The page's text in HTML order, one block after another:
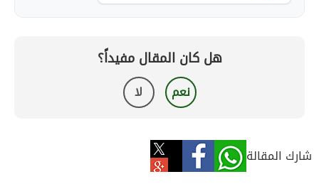
هل كان المقال مفيداً؟
نعم لا
شارك المقالة